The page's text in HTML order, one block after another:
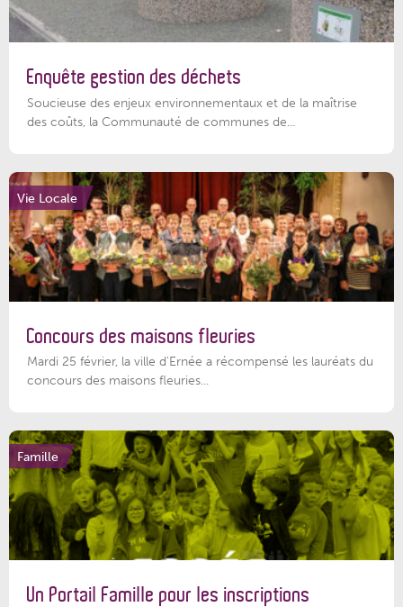
Enquête gestion des déchets
Soucieuse des enjeux environnementaux et de la maîtrise
des coûts, la Communauté de communes de...
Vie Locale
Concours des maisons fleuries
Mardi 25 février, la ville d'Ernée a récompensé les lauréats du
concours des maisons fleuries...
Famille
Un Portail Famille pour les inscriptions